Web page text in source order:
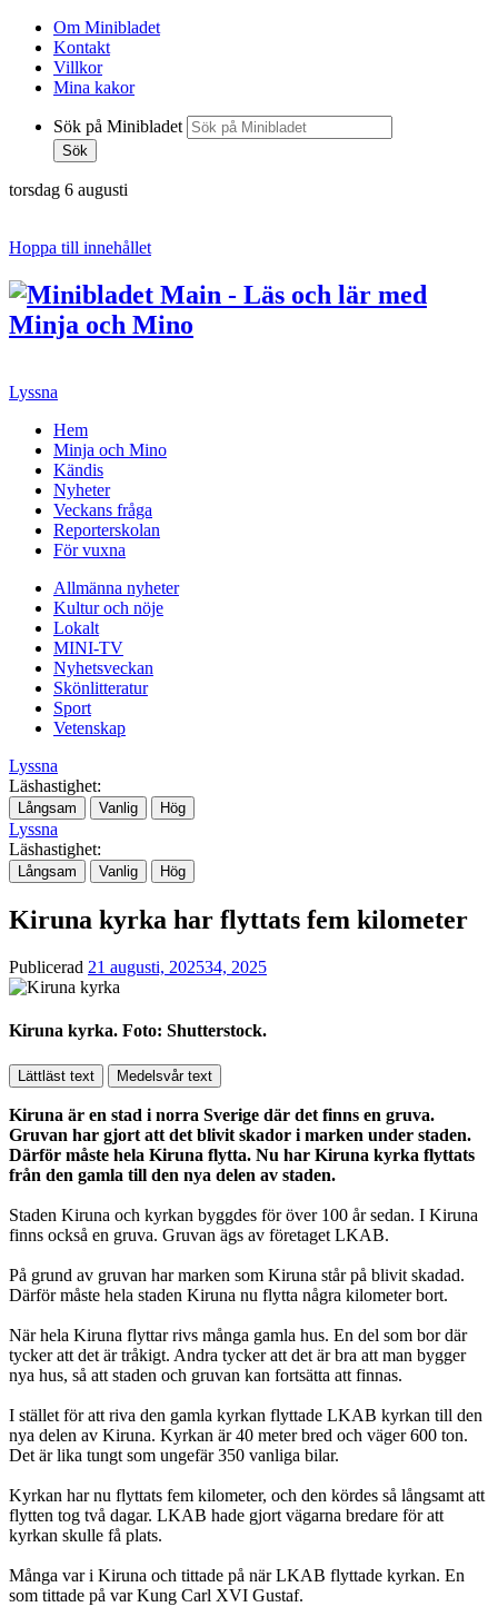
Om Minibladet
Kontakt
Villkor
Mina kakor
Sök på Minibladet
Sök
torsdag 6 augusti
Hoppa till innehållet
Lyssna
Hem
Minja och Mino
Kändis
Nyheter
Veckans fråga
Reporterskolan
För vuxna
Allmänna nyheter
Kultur och nöje
Lokalt
MINI-TV
Nyhetsveckan
Skönlitteratur
Sport
Vetenskap
Lyssna
Läshastighet:
Långsam Vanlig Hög
Lyssna
Läshastighet:
Långsam Vanlig Hög
Kiruna kyrka har flyttats fem kilometer
Publicerad 21 augusti, 202534, 2025
Kiruna kyrka. Foto: Shutterstock.
Lättläst text Medelsvår text
Kiruna är en stad i norra Sverige där det finns en gruva.
Gruvan har gjort att det blivit skador i marken under staden.
Därför måste hela Kiruna flytta. Nu har Kiruna kyrka flyttats
från den gamla till den nya delen av staden.
Staden Kiruna och kyrkan byggdes för över 100 år sedan. I Kiruna
finns också en gruva. Gruvan ägs av företaget LKAB.
På grund av gruvan har marken som Kiruna står på blivit skadad.
Därför måste hela staden Kiruna nu flytta några kilometer bort.
När hela Kiruna flyttar rivs många gamla hus. En del som bor där
tycker att det är tråkigt. Andra tycker att det är bra att man bygger
nya hus, så att staden och gruvan kan fortsätta att finnas.
I stället för att riva den gamla kyrkan flyttade LKAB kyrkan till den
nya delen av Kiruna. Kyrkan är 40 meter bred och väger 600 ton.
Det är lika tungt som ungefär 350 vanliga bilar.
Kyrkan har nu flyttats fem kilometer, och den kördes så långsamt att
flytten tog två dagar. LKAB hade gjort vägarna bredare för att
kyrkan skulle få plats.
Många var i Kiruna och tittade på när LKAB flyttade kyrkan. En
som tittade på var Kung Carl XVI Gustaf.